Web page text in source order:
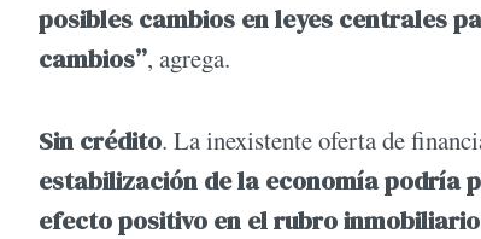
posibles cambios en leyes centrales
cambios”, agrega.
Sin crédito. La inexistente oferta de
estabilización de la economía podría
efecto positivo en el rubro inmobiliario